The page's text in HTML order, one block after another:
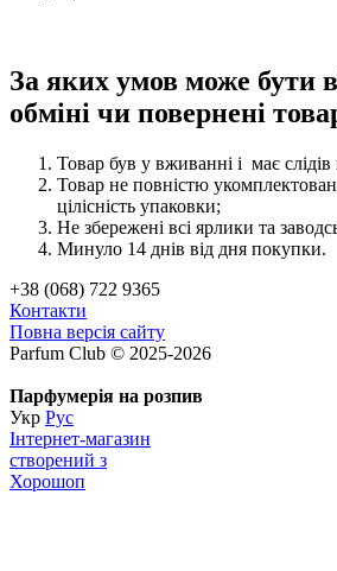
За яких умов може бути
обміні чи повернені
Товар був у вживанні і має
Товар не повністю
цілісність упаковки;
Не збережені всі ярлики та
Минуло 14 днів від дня покупки.
+38 (068) 722 9365
Контакти
Повна версія сайту
Parfum Club © 2025-2026
Парфумерія на розпив
Укр Рус
Інтернет-магазин
створений з
Хорошоп